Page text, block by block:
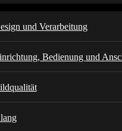
und Verarbeitung
Bedienung und